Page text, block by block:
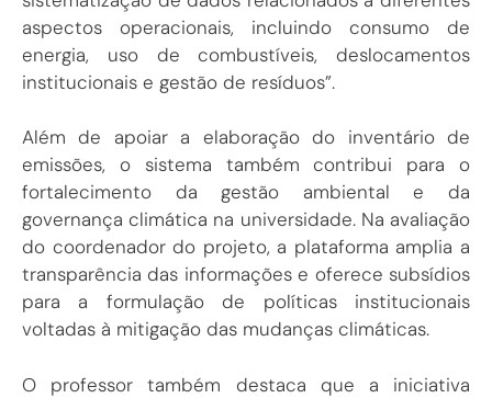
aspectos operacionais, incluindo consumo de
energia, uso de combustíveis, deslocamentos
institucionais e gestão de resíduos”.
Além de apoiar a elaboração do inventário de
emissões, o sistema também contribui para o
fortalecimento da gestão ambiental e da
governança climática na universidade. Na avaliação
do coordenador do projeto, a plataforma amplia a
transparência das informações e oferece subsídios
para a formulação de políticas institucionais
voltadas à mitigação das mudanças climáticas.
O professor também destaca que a iniciativa